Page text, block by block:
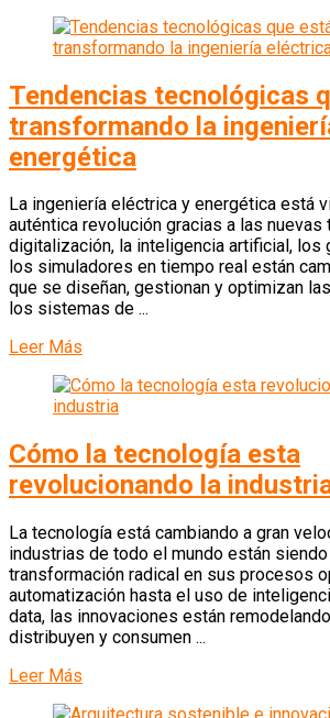
Tendencias tecnológicas
transformando la
energética
La ingeniería eléctrica y energética está
auténtica revolución gracias a las nuevas
digitalización, la inteligencia artificial,
los simuladores en tiempo real están
que se diseñan, gestionan y optimizan
los sistemas de ...
Leer Más
Cómo la tecnología esta
revolucionando la
La tecnología está cambiando a gran
industrias de todo el mundo están
transformación radical en sus procesos
automatización hasta el uso de
data, las innovaciones están
distribuyen y consumen ...
Leer Más